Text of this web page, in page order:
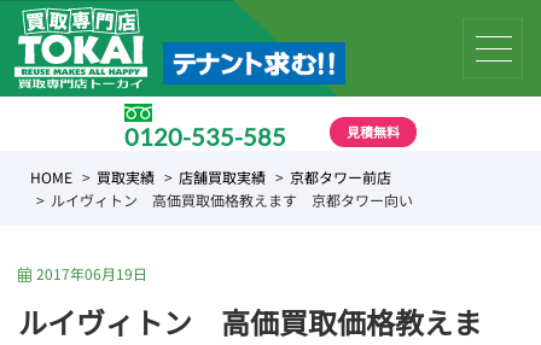
0120-535-585 見積無料
HOME 買取実績 店舗買取実績
京都タワー前店
ルイヴィトン 高価買取価格教えます 京都タワー向い
2017年06月19日
ルイヴィトン 高価買取価格教えま